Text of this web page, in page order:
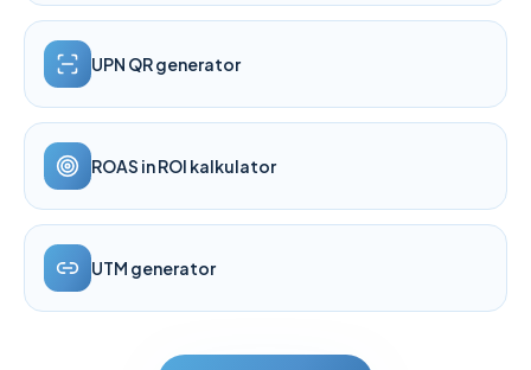
UPN QR generator
ROAS in ROI kalkulator
UTM generator